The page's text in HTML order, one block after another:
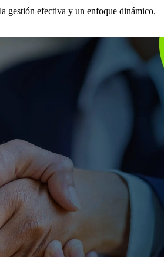
gestión efectiva y un enfoque dinámico.